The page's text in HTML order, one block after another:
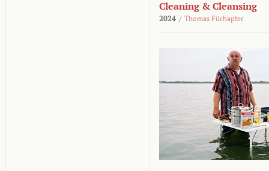
Cleaning & Cleansing
2024 / Thomas Fürhapter